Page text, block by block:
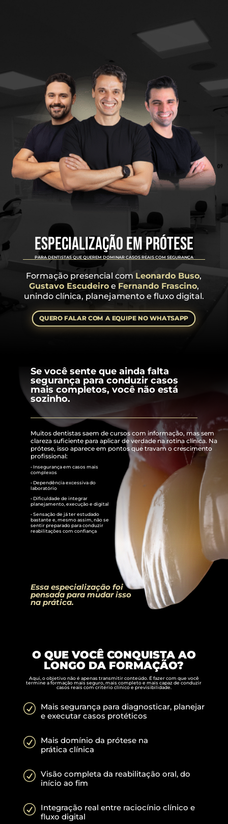
ESPECIALIZAÇÃO EM PRÓTESE
PARA DENTISTAS QUE QUEREM DOMINAR CASOS REAIS COM SEGURANÇA
Formação presencial com Leonardo Buso,
Gustavo Escudeiroe Fernando Frascino,
unindo clínica, planejamento e fluxo digital.
QUERO FALAR COM A EQUIPE NO WHATSAPP
Se você sente que ainda falta
segurança para conduzir casos
mais completos, você não está
sozinho.​
Muitos dentistas saem de cursos com informação, mas sem
clareza suficiente para aplicar de verdade na rotina clínica. Na
prótese, isso aparece em pontos que travam o crescimento
profissional:
• Insegurança em casos mais
complexos
• Dependência excessiva do
laboratório
• Dificuldade de integrar
planejamento, execução e digital
• Sensação de já ter estudado
bastante e, mesmo assim, não se
sentir preparado para conduzir
reabilitações com confiança
Essa especialização foi
pensada para mudar isso
na prática.
O QUE VOCÊ CONQUISTA AO
LONGO DA FORMAÇÃO?
Aqui, o objetivo não é apenas transmitir conteúdo. É fazer com que você
termine a formação mais seguro, mais completo e mais capaz de conduzir
casos reais com critério clínico e previsibilidade.
R Mais segurança para diagnosticar, planejar
e executar casos protéticos
R Mais domínio da prótese na
prática clínica
R Visão completa da reabilitação oral, do
início ao fim
R Integração real entre raciocínio clínico e
fluxo digital